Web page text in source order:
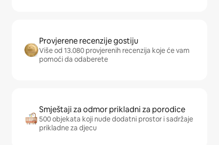
Provjerene recenzije gostiju
Više od 13.080 provjerenih recenzija koje će vam
pomoći da odaberete
Smještaji za odmor prikladni za porodice
500 objekata koji nude dodatni prostor i sadržaje
prikladne za djecu